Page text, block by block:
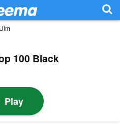
Ulm
100 Black
Play